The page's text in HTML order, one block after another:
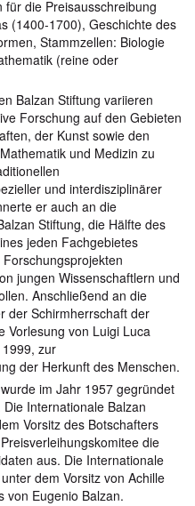
die Preisausschreibung
(1400-1700), Geschichte des
Stammzellen: Biologie
(reine oder
Balzan Stiftung variieren
Forschung auf den Gebieten
der Kunst sowie den
und Medizin zu
und interdisziplinärer
er auch an die
Stiftung, die Hälfte des
jeden Fachgebietes
jungen Wissenschaftlern und
Anschließend an die
der Schirmherrschaft der
Vorlesung von Luigi Luca
zur
der Herkunft des Menschen.
im Jahr 1957 gegründet
Internationale Balzan
Vorsitz des Botschafters
die
aus. Die Internationale
dem Vorsitz von Achille
von Eugenio Balzan.